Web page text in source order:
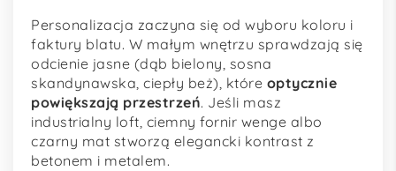
Personalizacja zaczyna się od wyboru koloru i
faktury blatu. W małym wnętrzu sprawdzają się
odcienie jasne (dąb bielony, sosna
skandynawska, ciepły beż), które optycznie
powiększają przestrzeń. Jeśli masz
industrialny loft, ciemny fornir wenge albo
czarny mat stworzą elegancki kontrast z
betonem i metalem.